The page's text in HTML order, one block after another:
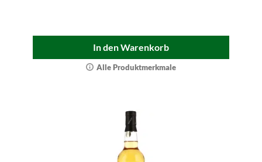
In den Warenkorb
Alle Produktmerkmale